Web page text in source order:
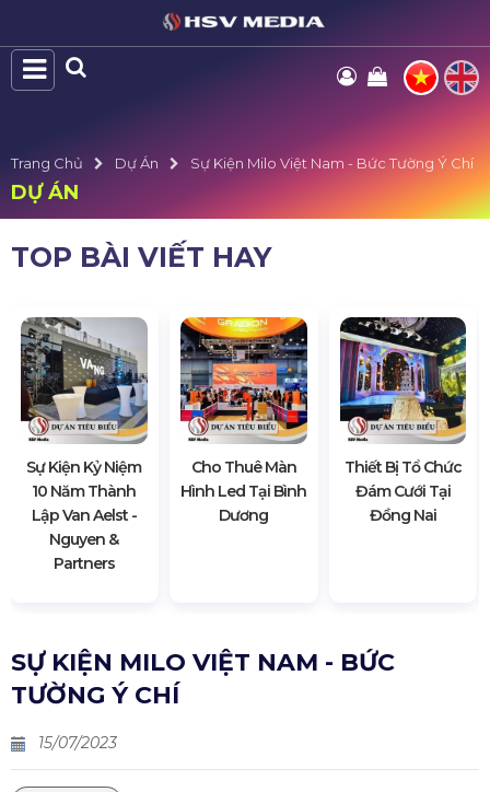
Trang Chủ Dự Án Sự Kiện Milo Việt Nam - Bức Tường Ý Chí
DỰ ÁN
TOP BÀI VIẾT HAY
Sự Kiện Kỷ Niệm
10 Năm Thành
Lập Van Aelst -
Nguyen &
Partners
Cho Thuê Màn
Hình Led Tại Bình
Dương
Thiết Bị Tổ Chức
Đám Cưới Tại
Đồng Nai
SỰ KIỆN MILO VIỆT NAM - BỨC
TƯỜNG Ý CHÍ
15/07/2023